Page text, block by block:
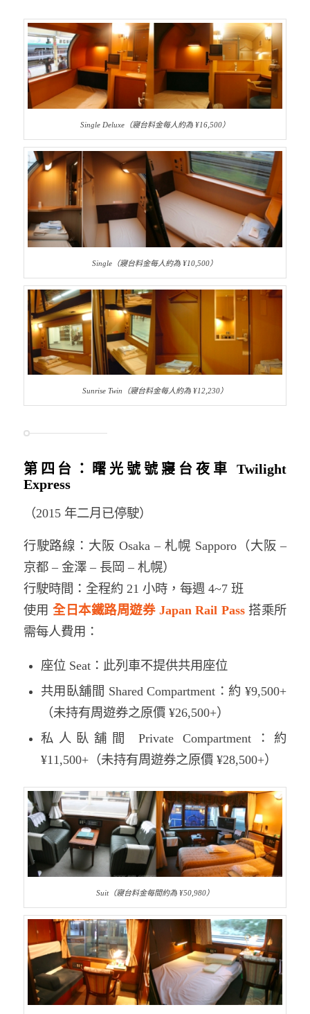
Single Deluxe（寢台料金每人約為 ¥16,500）
Single（寢台料金每人約為 ¥10,500）
Sunrise Twin（寢台料金每人約為 ¥12,230）
第四台：曙光號號寢台夜車 Twilight
Express
（2015 年二月已停駛）
行駛路線：大阪 Osaka – 札幌 Sapporo（大阪 –
京都 – 金澤 – 長岡 – 札幌）
行駛時間：全程約 21 小時，每週 4~7 班
使用全日本鐵路周遊券 Japan Rail Pass搭乘所
需每人費用：
座位 Seat：此列車不提供共用座位
共用臥舖間 Shared Compartment：約 ¥9,500+
（未持有周遊券之原價 ¥26,500+）
私人臥舖間 Private Compartment：約
¥11,500+（未持有周遊券之原價 ¥28,500+）
Suit（寢台料金每間約為 ¥50,980）